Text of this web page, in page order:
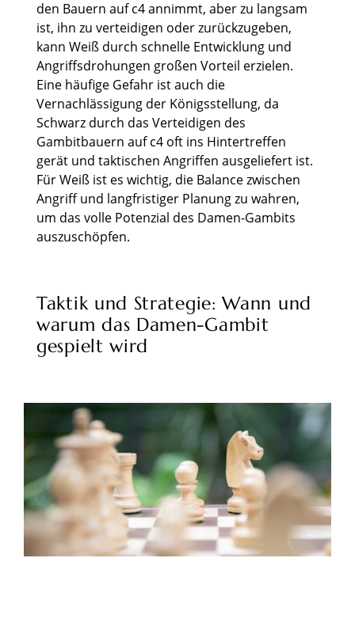
den Bauern auf c4 annimmt, aber zu langsam
ist, ihn zu verteidigen oder zurückzugeben,
kann Weiß durch schnelle Entwicklung und
Angriffsdrohungen großen Vorteil erzielen.
Eine häufige Gefahr ist auch die
Vernachlässigung der Königsstellung, da
Schwarz durch das Verteidigen des
Gambitbauern auf c4 oft ins Hintertreffen
gerät und taktischen Angriffen ausgeliefert ist.
Für Weiß ist es wichtig, die Balance zwischen
Angriff und langfristiger Planung zu wahren,
um das volle Potenzial des Damen-Gambits
auszuschöpfen.
Taktik und Strategie: Wann und
warum das Damen-Gambit
gespielt wird